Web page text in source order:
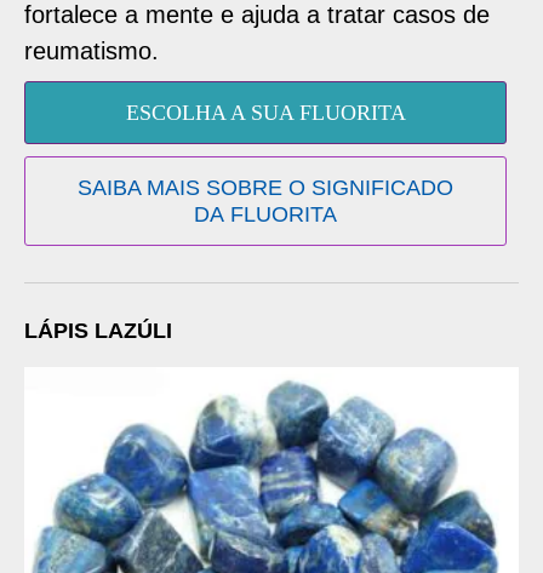
fortalece a mente e ajuda a tratar casos de
reumatismo.
ESCOLHA A SUA FLUORITA
SAIBA MAIS SOBRE O SIGNIFICADO
DA FLUORITA
LÁPIS LAZÚLI